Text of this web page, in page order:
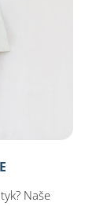
Naše